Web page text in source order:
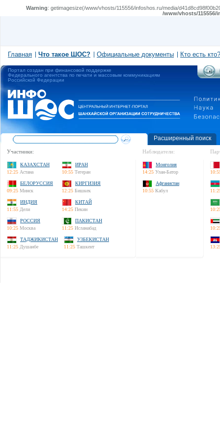
Warning: getimagesize(/www/vhosts/115556/infoshos.ru/media/
/www/vhosts/
Главная Что такое ШОС? Официальные документы Кто есть кто?
Портал создан при финансовой поддержке
Федерального агентства по печати и массовым коммуникациям
Российской Федерации
Расширенный поиск
Участники:
КАЗАХСТАН
12:25 Астана
ИРАН
10:55 Тегеран
БЕЛОРУССИЯ
09:25 Минск
КИРГИЗИЯ
12:25 Бишкек
ИНДИЯ
11:55 Дели
КИТАЙ
14:25 Пекин
РОССИЯ
10:25 Москва
ПАКИСТАН
11:25 Исламабад
ТАДЖИКИСТАН
11:25 Душанбе
УЗБЕКИСТАН
11:25 Ташкент
Наблюдатели:
Монголия
14:25 Улан-Батор
Афганистан
10:55 Кабул